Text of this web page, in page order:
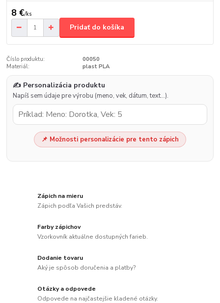
8 €/ks
Pridať do košíka
Číslo produktu:
00050
Materiál:
plast PLA
✍️ Personalizácia produktu
Napíš sem údaje pre výrobu (meno, vek, dátum, text…).
📌 Možnosti personalizácie pre tento zápich
Zápich na mieru
Zápich podľa Vašich predstáv.
Farby zápichov
Vzorkovník aktuálne dostupných farieb.
Dodanie tovaru
Aký je spôsob doručenia a platby?
Otázky a odpovede
Odpovede na najčastejšie kladené otázky.